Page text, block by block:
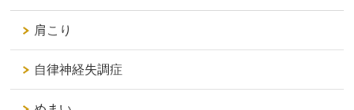
肩こり
自律神経失調症